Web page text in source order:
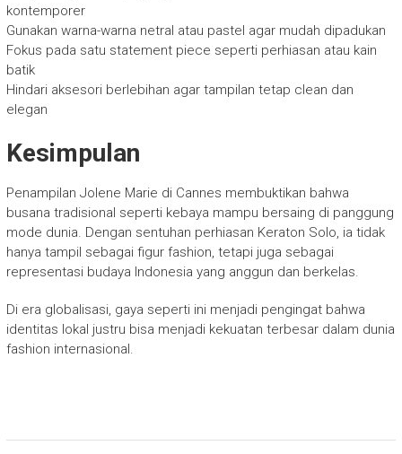
kontemporer
Gunakan warna-warna netral atau pastel agar mudah dipadukan
Fokus pada satu statement piece seperti perhiasan atau kain
batik
Hindari aksesori berlebihan agar tampilan tetap clean dan
elegan
Kesimpulan
Penampilan Jolene Marie di Cannes membuktikan bahwa
busana tradisional seperti kebaya mampu bersaing di panggung
mode dunia. Dengan sentuhan perhiasan Keraton Solo, ia tidak
hanya tampil sebagai figur fashion, tetapi juga sebagai
representasi budaya Indonesia yang anggun dan berkelas.
Di era globalisasi, gaya seperti ini menjadi pengingat bahwa
identitas lokal justru bisa menjadi kekuatan terbesar dalam dunia
fashion internasional.